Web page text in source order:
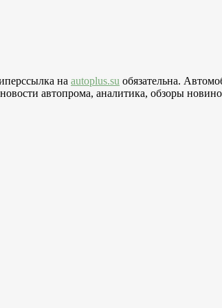
на autoplus.su обязательна.
автопрома, аналитика, обзоры